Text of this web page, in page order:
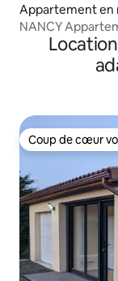
Appartement en
NANCY
Coup de cœur
Coup de cœur